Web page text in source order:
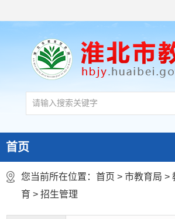
首页
您当前所在位置： 首页 > 市教育局 >
育 > 招生管理